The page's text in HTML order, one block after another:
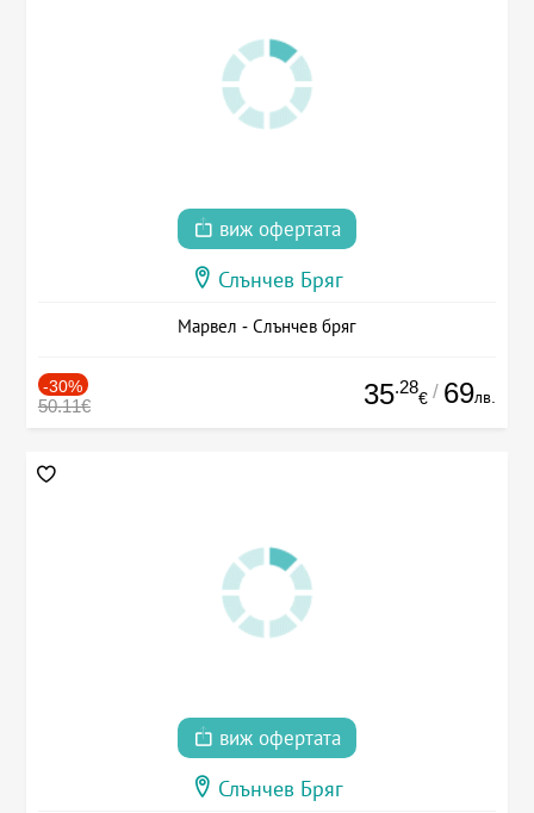
виж офертата
Слънчев Бряг
Марвел - Слънчев бряг
-30%
50.11€ 35.28
€ / 69лв.
виж офертата
Слънчев Бряг